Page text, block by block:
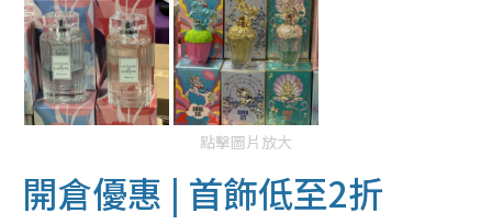
點擊圖片放大
開倉優惠 | 首飾低至2折